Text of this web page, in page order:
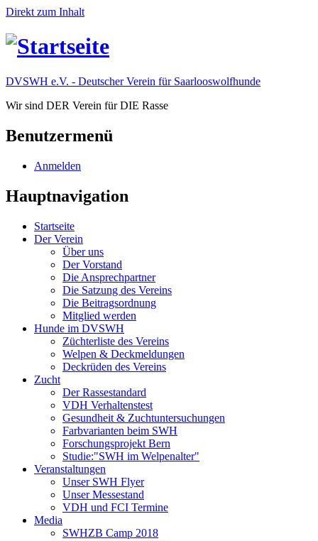
Direkt zum Inhalt
DVSWH e.V. - Deutscher Verein für Saarlooswolfhunde
Wir sind DER Verein für DIE Rasse
Benutzermenü
Anmelden
Hauptnavigation
Startseite
Der Verein
Über uns
Der Vorstand
Die Ansprechpartner
Die Satzung des Vereins
Die Beitragsordnung
Mitglied werden
Hunde im DVSWH
Züchterliste des Vereins
Welpen & Deckmeldungen
Deckrüden des Vereins
Zucht
Der Rassestandard
VDH Verhaltenstest
Gesundheit & Zuchtuntersuchungen
Farbvarianten beim SWH
Forschungsprojekt Bern
Studie:"SWH im Welpenalter"
Veranstaltungen
Unser SWH Flyer
Unser Messestand
VDH und FCI Termine
Media
SWHZB Camp 2018